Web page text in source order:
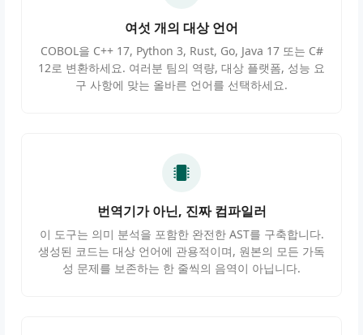
여섯 개의 대상 언어
COBOL을 C++ 17, Python 3, Rust, Go, Java 17 또는 C#
12로 변환하세요. 여러분 팀의 역량, 대상 플랫폼, 성능 요
구 사항에 맞는 올바른 언어를 선택하세요.
번역기가 아닌, 진짜 컴파일러
이 도구는 의미 분석을 포함한 완전한 AST를 구축합니다.
생성된 코드는 대상 언어에 관용적이며, 원본의 모든 가독
성 문제를 보존하는 한 줄씩의 음역이 아닙니다.